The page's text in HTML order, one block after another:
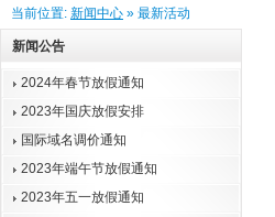
当前位置: 新闻中心 » 最新活动
新闻公告
2024年春节放假通知
2023年国庆放假安排
国际域名调价通知
2023年端午节放假通知
2023年五一放假通知